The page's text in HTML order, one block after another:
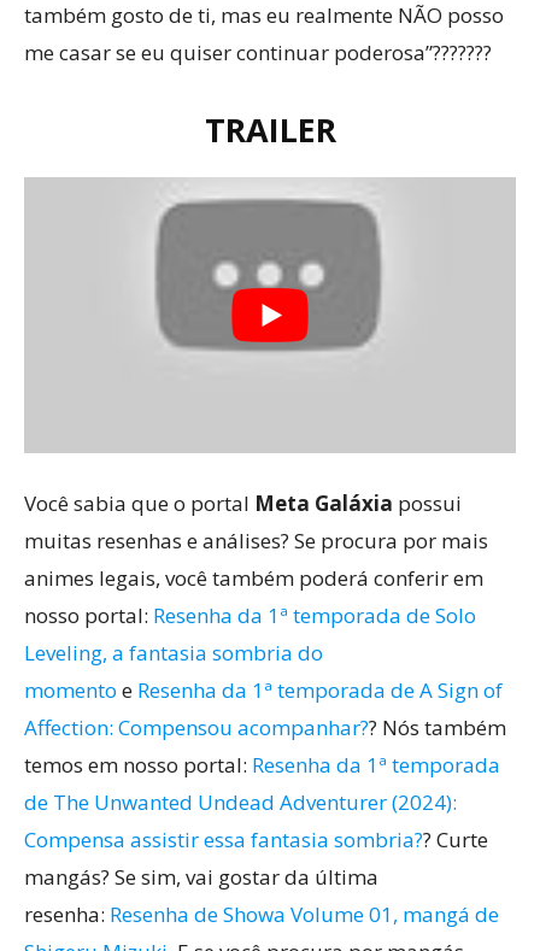
também gosto de ti, mas eu realmente NÃO posso
me casar se eu quiser continuar poderosa”???????
TRAILER
Você sabia que o portal Meta Galáxia possui
muitas resenhas e análises? Se procura por mais
animes legais, você também poderá conferir em
nosso portal: Resenha da 1ª temporada de Solo
Leveling, a fantasia sombria do
momento e Resenha da 1ª temporada de A Sign of
Affection: Compensou acompanhar?? Nós também
temos em nosso portal: Resenha da 1ª temporada
de The Unwanted Undead Adventurer (2024):
Compensa assistir essa fantasia sombria?? Curte
mangás? Se sim, vai gostar da última
resenha: Resenha de Showa Volume 01, mangá de